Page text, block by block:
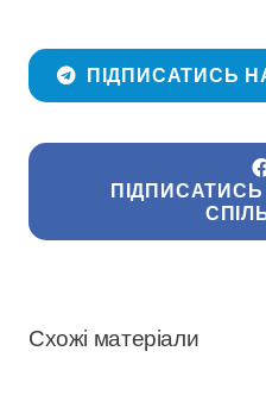
ПІДПИСАТИСЬ
ПІДПИСАТИСЬ
Схожі матеріали